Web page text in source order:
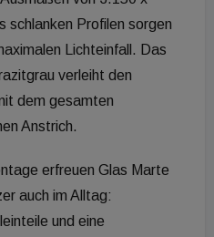
schlanken Profilen sorgen
Lichteinfall. Das
verleiht den
dem gesamten
Anstrich.
erfreuen Glas Marte
auch im Alltag:
und eine